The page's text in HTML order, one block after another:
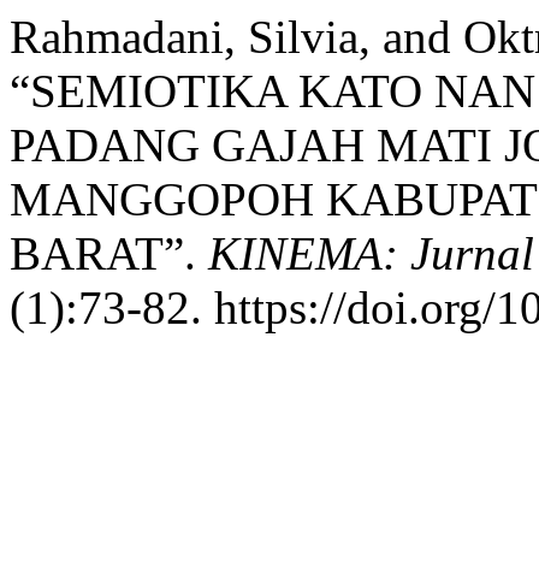
Rahmadani, Silvia, and
“SEMIOTIKA KATO
PADANG GAJAH MATI
MANGGOPOH
BARAT”. KINEMA:
(1):73-82. https://doi.org/